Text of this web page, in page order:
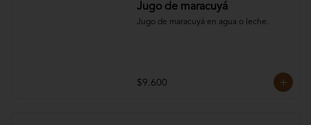
Jugo de maracuyá
Jugo de maracuyá en agua o leche.
$9.600